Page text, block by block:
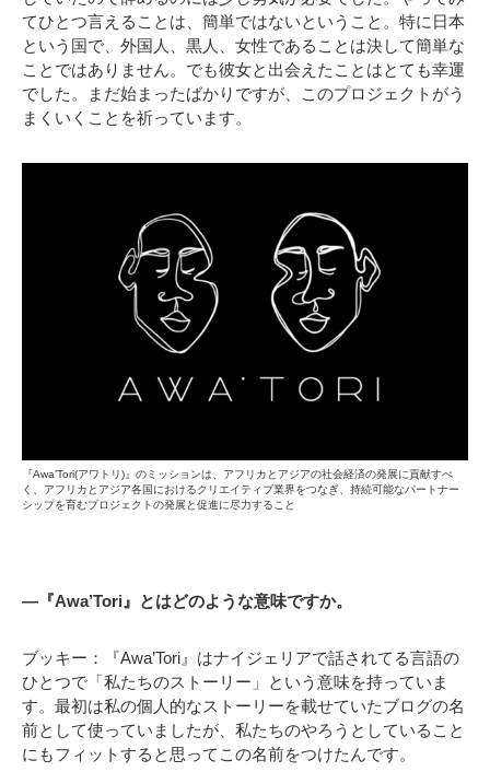
てひとつ言えることは、簡単ではないということ。特に日本
という国で、外国人、黒人、女性であることは決して簡単な
ことではありません。でも彼女と出会えたことはとても幸運
でした。まだ始まったばかりですが、このプロジェクトがう
まくいくことを祈っています。
『Awa’Tori(アワトリ)』のミッションは、アフリカとアジアの社会経済の発展に貢献すべ
く、アフリカとアジア各国におけるクリエイティブ業界をつなぎ、持続可能なパートナー
シップを育むプロジェクトの発展と促進に尽力すること
―『Awa’Tori』とはどのような意味ですか。
ブッキー：『Awa’Tori』はナイジェリアで話されてる言語の
ひとつで「私たちのストーリー」という意味を持っていま
す。最初は私の個人的なストーリーを載せていたブログの名
前として使っていましたが、私たちのやろうとしていること
にもフィットすると思ってこの名前をつけたんです。